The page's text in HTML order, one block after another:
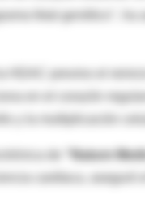
fetal genético",
HDAC previno el
en el corazón
y la multiplicación
de “Nature
cardíaca, aseguró